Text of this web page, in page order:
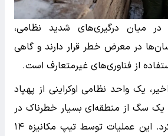
در میان درگیری‌های شدید نظامی،
در معرض خطر قرار دارند و گاهی
از فناوری‌های غیرمتعارف است.
یک واحد نظامی اوکراینی از پهپاد
یک سگ از منطقه‌ای بسیار خطرناک در
خط مقدم استفاده کرد. این عملیات توسط تیپ مکانیزه ۱۴